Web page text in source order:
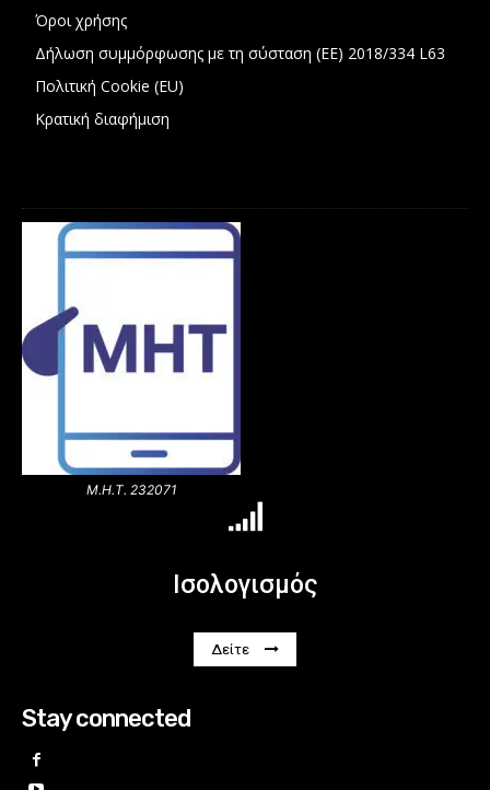
Όροι χρήσης
Δήλωση συμμόρφωσης με τη σύσταση (ΕΕ) 2018/334 L63
Πολιτική Cookie (EU)
Κρατική διαφήμιση
Μ.Η.Τ. 232071
Ισολογισμός
Δείτε
Stay connected